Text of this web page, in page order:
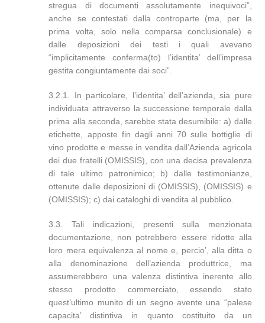
stregua di documenti assolutamente inequivoci”,
anche se contestati dalla controparte (ma, per la
prima volta, solo nella comparsa conclusionale) e
dalle deposizioni dei testi i quali avevano
“implicitamente conferma(to) l’identita’ dell’impresa
gestita congiuntamente dai soci”.
3.2.1. In particolare, l’identita’ dell’azienda, sia pure
individuata attraverso la successione temporale dalla
prima alla seconda, sarebbe stata desumibile: a) dalle
etichette, apposte fin dagli anni 70 sulle bottiglie di
vino prodotte e messe in vendita dall’Azienda agricola
dei due fratelli (OMISSIS), con una decisa prevalenza
di tale ultimo patronimico; b) dalle testimonianze,
ottenute dalle deposizioni di (OMISSIS), (OMISSIS) e
(OMISSIS); c) dai cataloghi di vendita al pubblico.
3.3. Tali indicazioni, presenti sulla menzionata
documentazione, non potrebbero essere ridotte alla
loro mera equivalenza al nome e, percio’, alla ditta o
alla denominazione dell’azienda produttrice, ma
assumerebbero una valenza distintiva inerente allo
stesso prodotto commerciato, essendo stato
quest’ultimo munito di un segno avente una “palese
capacita’ distintiva in quanto costituito da un